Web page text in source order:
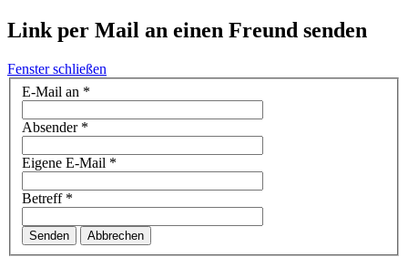
Link per Mail an einen Freund senden
Fenster schließen
E-Mail an *
Absender*
Eigene E-Mail *
Betreff*
Senden Abbrechen